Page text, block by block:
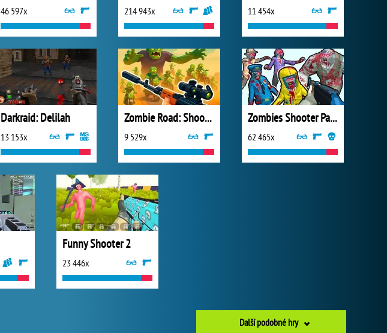
46 597x 214 943x 11 454x
Darkraid: Delilah
13 153x
Zombie Road: Shooter with Destruction
9 529x
Zombies Shooter Part 1
62 465x
Funny Shooter 2
23 446x
Další podobné hry